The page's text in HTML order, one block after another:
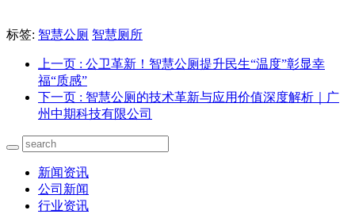
标签: 智慧公厕 智慧厕所
上一页 : 公卫革新！智慧公厕提升民生“温度”彰显幸
福“质感”
下一页 : 智慧公厕的技术革新与应用价值深度解析｜广
州中期科技有限公司
新闻资讯
公司新闻
行业资讯